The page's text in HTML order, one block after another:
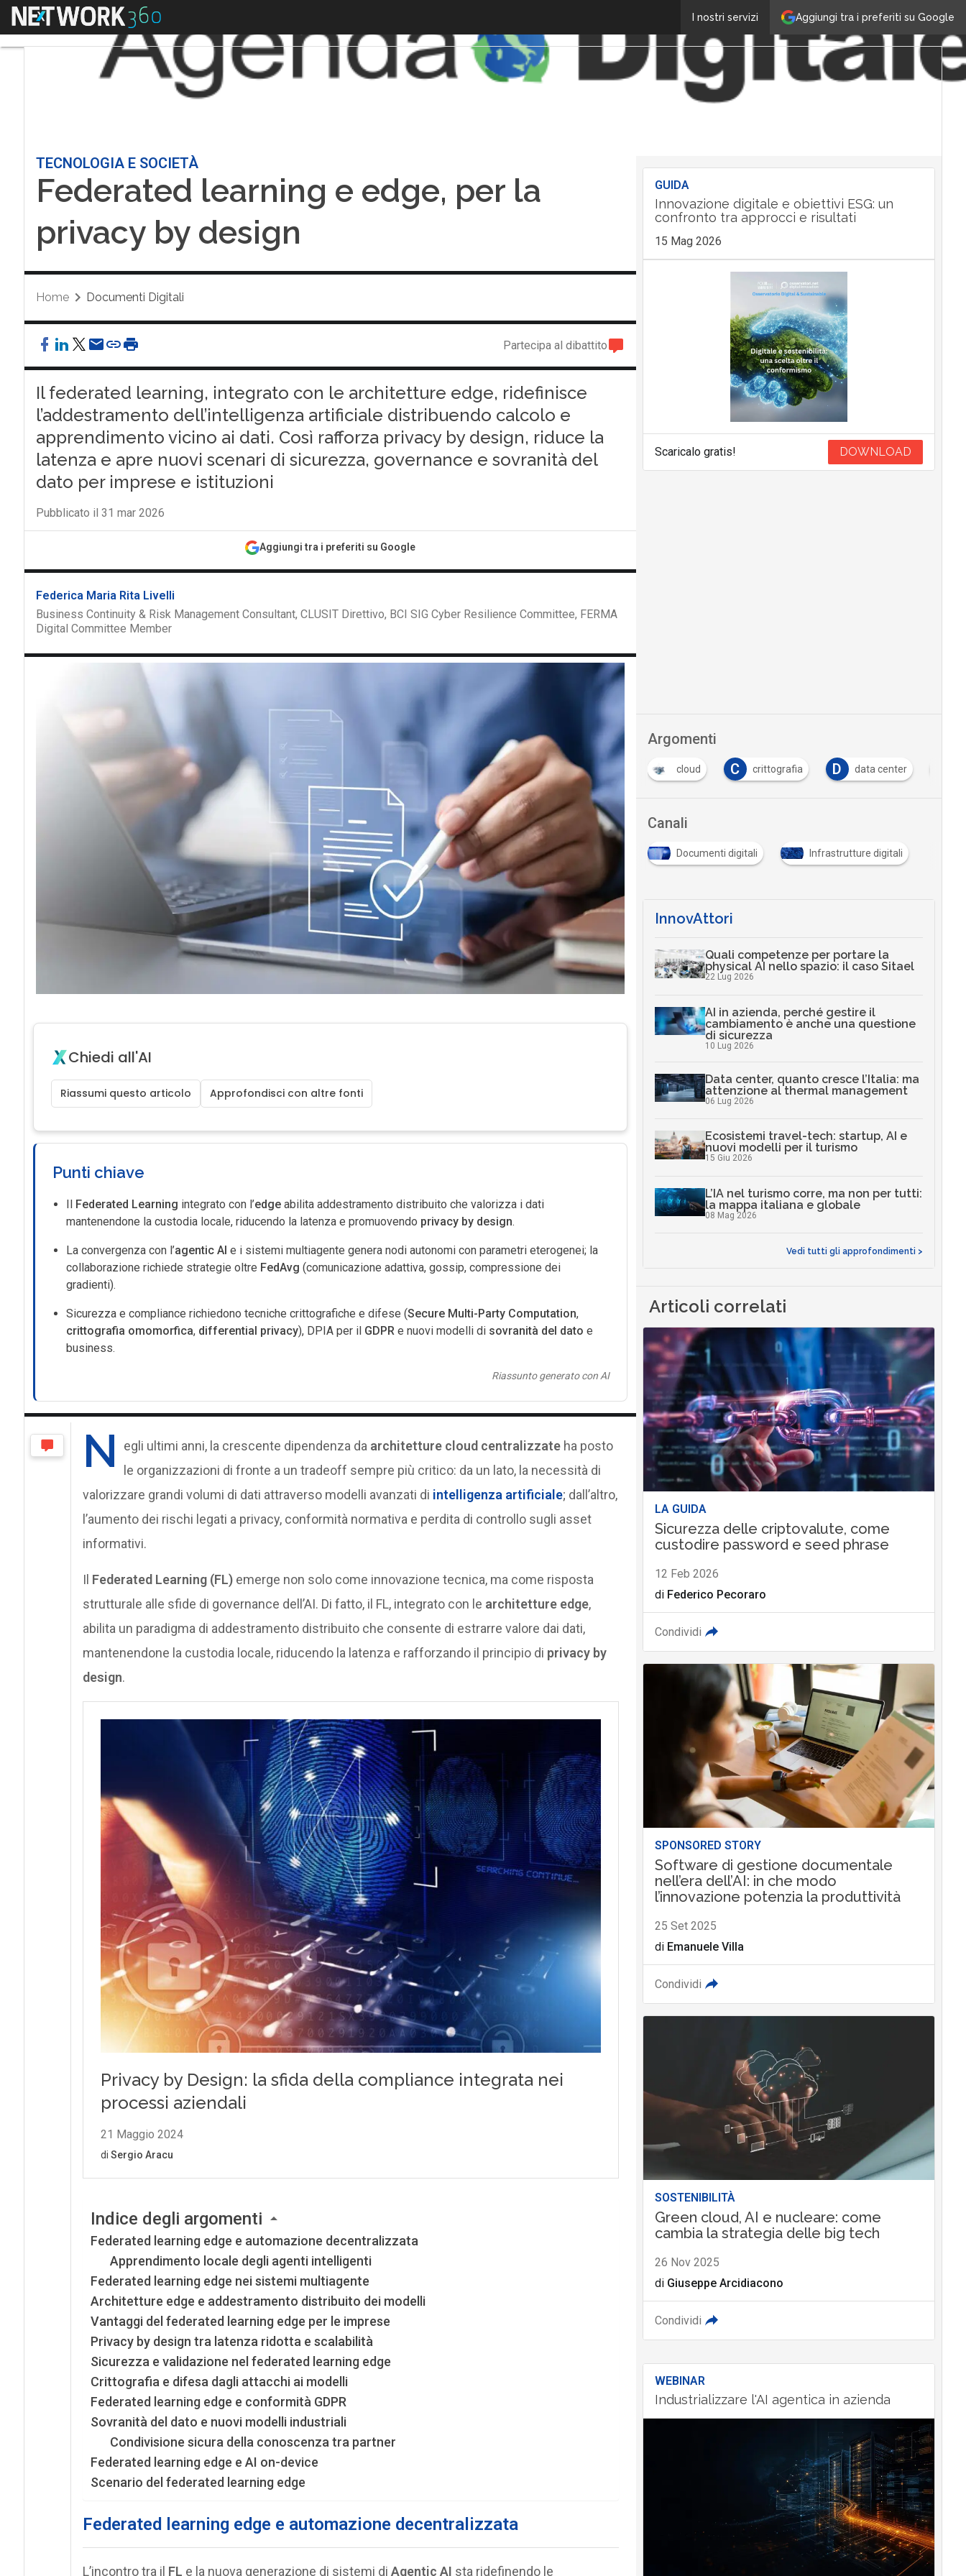
Aggiungi tra i preferiti su Google
I nostri servizi
Menu
TECNOLOGIA E SOCIETÀ
Federated learning e edge, per la
privacy by design
Home Documenti Digitali
Partecipa al dibattito
Il federated learning, integrato con le architetture edge, ridefinisce
l’addestramento dell’intelligenza artificiale distribuendo calcolo e
apprendimento vicino ai dati. Così rafforza privacy by design, riduce la
latenza e apre nuovi scenari di sicurezza, governance e sovranità del
dato per imprese e istituzioni
Pubblicato il 31 mar 2026
Aggiungi tra i preferiti su Google
Federica Maria Rita Livelli
Business Continuity & Risk Management Consultant, CLUSIT Direttivo, BCI SIG Cyber Resilience Committee, FERMA
Digital Committee Member
Chiedi all'AI
Riassumi questo articolo Approfondisci con altre fonti
Punti chiave
Il Federated Learning integrato con l’edgeabilita addestramento distribuito che valorizza i dati
mantenendone la custodia locale, riducendo la latenza e promuovendo privacy by design.
La convergenza con l’agentic AI e i sistemi multiagente genera nodi autonomi con parametri eterogenei; la
collaborazione richiede strategie oltre FedAvg (comunicazione adattiva, gossip, compressione dei
gradienti).
Sicurezza e compliance richiedono tecniche crittografiche e difese (Secure Multi-Party Computation,
crittografia omomorfica, differential privacy), DPIA per il GDPR e nuovi modelli di sovranità del dato e
business.
Riassunto generato con AI
N egli ultimi anni, la crescente dipendenza da architetture cloud centralizzateha posto
le organizzazioni di fronte a un tradeoff sempre più critico: da un lato, la necessità di
valorizzare grandi volumi di dati attraverso modelli avanzati di intelligenza artificiale; dall’altro,
l’aumento dei rischi legati a privacy, conformità normativa e perdita di controllo sugli asset
informativi.
Il Federated Learning (FL)emerge non solo come innovazione tecnica, ma come risposta
strutturale alle sfide di governance dell’AI. Di fatto, il FL, integrato con le architetture edge,
abilita un paradigma di addestramento distribuito che consente di estrarre valore dai dati,
mantenendone la custodia locale, riducendo la latenza e rafforzando il principio di privacy by
design.
Indice degli argomenti
Federated learning edge e automazione decentralizzata
Apprendimento locale degli agenti intelligenti
Federated learning edge nei sistemi multiagente
Architetture edge e addestramento distribuito dei modelli
Vantaggi del federated learning edge per le imprese
Privacy by design tra latenza ridotta e scalabilità
Sicurezza e validazione nel federated learning edge
Crittografia e difesa dagli attacchi ai modelli
Federated learning edge e conformità GDPR
Sovranità del dato e nuovi modelli industriali
Condivisione sicura della conoscenza tra partner
Federated learning edge e AI on-device
Scenario del federated learning edge
Federated learning edge e automazione decentralizzata
L’incontro tra il FL e la nuova generazione di sistemi di Agentic AI sta ridefinendo le
GUIDA
Innovazione digitale e obiettivi ESG: un
confronto tra approcci e risultati
15 Mag 2026
Scaricalo gratis! DOWNLOAD
Argomenti
blockchain C crittografia D data center D dati personali
Canali
Documenti digitali Infrastrutture digitali
InnovAttori
Quali competenze per portare la
physical AI nello spazio: il caso Sitael
22 Lug 2026
AI in azienda, perché gestire il
cambiamento è anche una questione
di sicurezza
10 Lug 2026
Data center, quanto cresce l’Italia: ma
attenzione al thermal management
06 Lug 2026
Ecosistemi travel-tech: startup, AI e
nuovi modelli per il turismo
15 Giu 2026
L’IA nel turismo corre, ma non per tutti:
la mappa italiana e globale
08 Mag 2026
Vedi tutti gli approfondimenti >
Articoli correlati
LA GUIDA
Sicurezza delle criptovalute, come
custodire password e seed phrase
12 Feb 2026
di Federico Pecoraro
Condividi
SPONSORED STORY
Software di gestione documentale
nell’era dell’AI: in che modo
l’innovazione potenzia la produttività
25 Set 2025
di Emanuele Villa
Condividi
SOSTENIBILITÀ
Green cloud, AI e nucleare: come
cambia la strategia delle big tech
26 Nov 2025
di Giuseppe Arcidiacono
Condividi
WEBINAR
Industrializzare l'AI agentica in azienda